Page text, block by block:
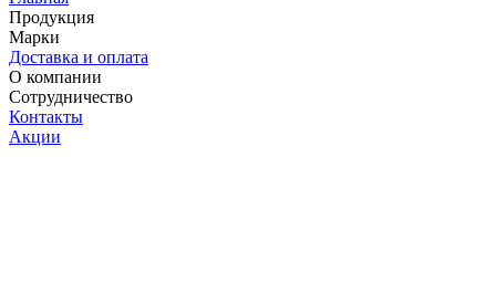
Продукция
Марки
Доставка и оплата
О компании
Сотрудничество
Контакты
Акции